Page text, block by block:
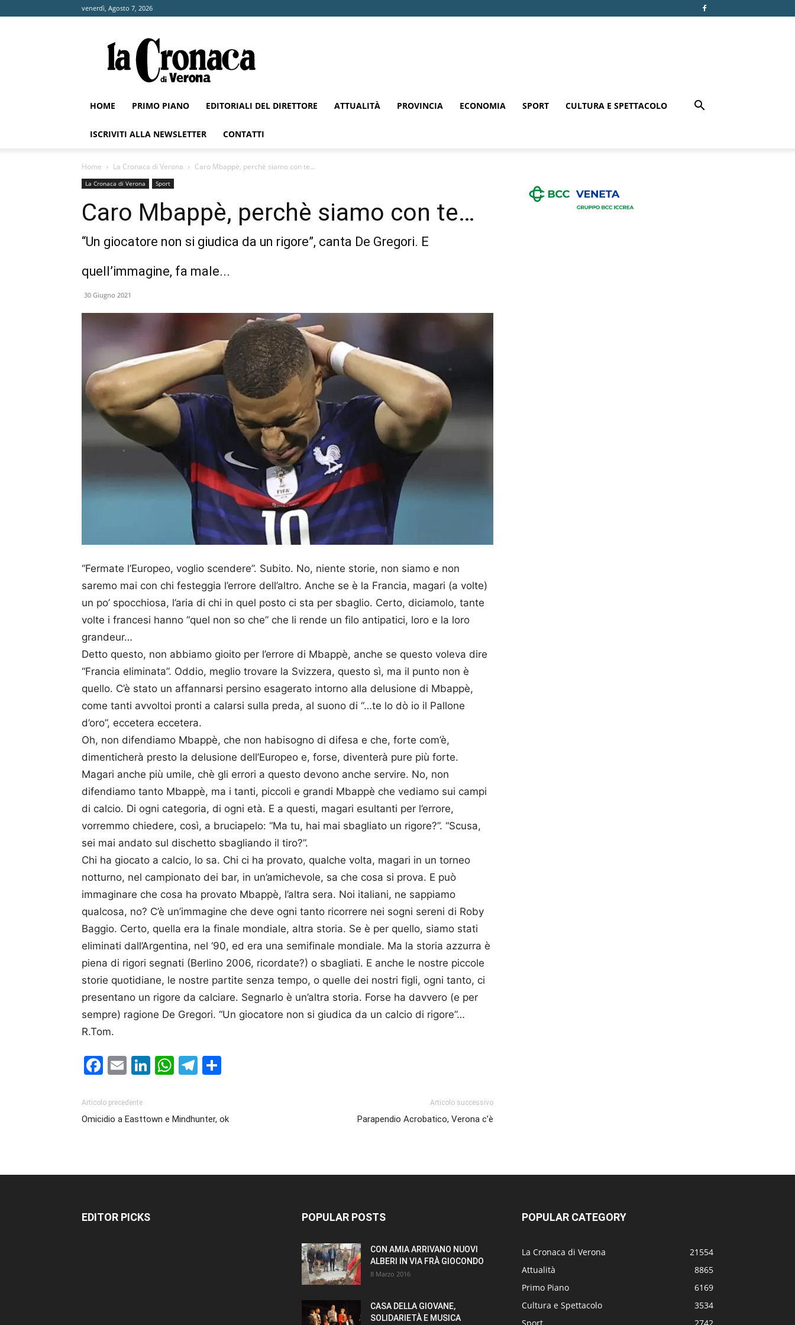
venerdì, Agosto 7, 2026
Cronaca
di
Verona
HOME PRIMO PIANO EDITORIALI DEL DIRETTORE ATTUALITÀ PROVINCIA ECONOMIA SPORT CULTURA E SPETTACOLO
ISCRIVITI ALLA NEWSLETTER CONTATTI
Home La Cronaca di Verona Caro Mbappè, perchè siamo con te…
La Cronaca di Verona Sport
Caro Mbappè, perchè siamo con te…
“Un giocatore non si giudica da un rigore”, canta De Gregori. E
quell’immagine, fa male...
30 Giugno 2021
“Fermate l’Europeo, voglio scendere”. Subito. No, niente storie, non siamo e non
saremo mai con chi festeggia l’errore dell’altro. Anche se è la Francia, magari (a volte)
un po’ spocchiosa, l’aria di chi in quel posto ci sta per sbaglio. Certo, diciamolo, tante
volte i francesi hanno “quel non so che” che li rende un filo antipatici, loro e la loro
grandeur…
Detto questo, non abbiamo gioito per l’errore di Mbappè, anche se questo voleva dire
“Francia eliminata”. Oddio, meglio trovare la Svizzera, questo sì, ma il punto non è
quello. C’è stato un affannarsi persino esagerato intorno alla delusione di Mbappè,
come tanti avvoltoi pronti a calarsi sulla preda, al suono di “…te lo dò io il Pallone
d’oro”, eccetera eccetera.
Oh, non difendiamo Mbappè, che non habisogno di difesa e che, forte com’è,
dimenticherà presto la delusione dell’Europeo e, forse, diventerà pure più forte.
Magari anche più umile, chè gli errori a questo devono anche servire. No, non
difendiamo tanto Mbappè, ma i tanti, piccoli e grandi Mbappè che vediamo sui campi
di calcio. Di ogni categoria, di ogni età. E a questi, magari esultanti per l’errore,
vorremmo chiedere, così, a bruciapelo: “Ma tu, hai mai sbagliato un rigore?”. “Scusa,
sei mai andato sul dischetto sbagliando il tiro?”.
Chi ha giocato a calcio, lo sa. Chi ci ha provato, qualche volta, magari in un torneo
notturno, nel campionato dei bar, in un’amichevole, sa che cosa si prova. E può
immaginare che cosa ha provato Mbappè, l’altra sera. Noi italiani, ne sappiamo
qualcosa, no? C’è un’immagine che deve ogni tanto ricorrere nei sogni sereni di Roby
Baggio. Certo, quella era la finale mondiale, altra storia. Se è per quello, siamo stati
eliminati dall’Argentina, nel ‘90, ed era una semifinale mondiale. Ma la storia azzurra è
piena di rigori segnati (Berlino 2006, ricordate?) o sbagliati. E anche le nostre piccole
storie quotidiane, le nostre partite senza tempo, o quelle dei nostri figli, ogni tanto, ci
presentano un rigore da calciare. Segnarlo è un’altra storia. Forse ha davvero (e per
sempre) ragione De Gregori. “Un giocatore non si giudica da un calcio di rigore”…
R.Tom.
Facebook
EmailLinkedIn
WhatsApp
Telegram
Articolo precedente
Omicidio a Easttown e Mindhunter, ok
Articolo successivo
Parapendio Acrobatico, Verona c’è
EDITOR PICKS POPULAR POSTS
CON AMIA ARRIVANO NUOVI
ALBERI IN VIA FRÀ GIOCONDO
8 Marzo 2016
CASA DELLA GIOVANE,
SOLIDARIETÀ E MUSICA
POPULAR CATEGORY
La Cronaca di Verona
21554
Attualità
8865
Primo Piano
6169
Cultura e Spettacolo
3534